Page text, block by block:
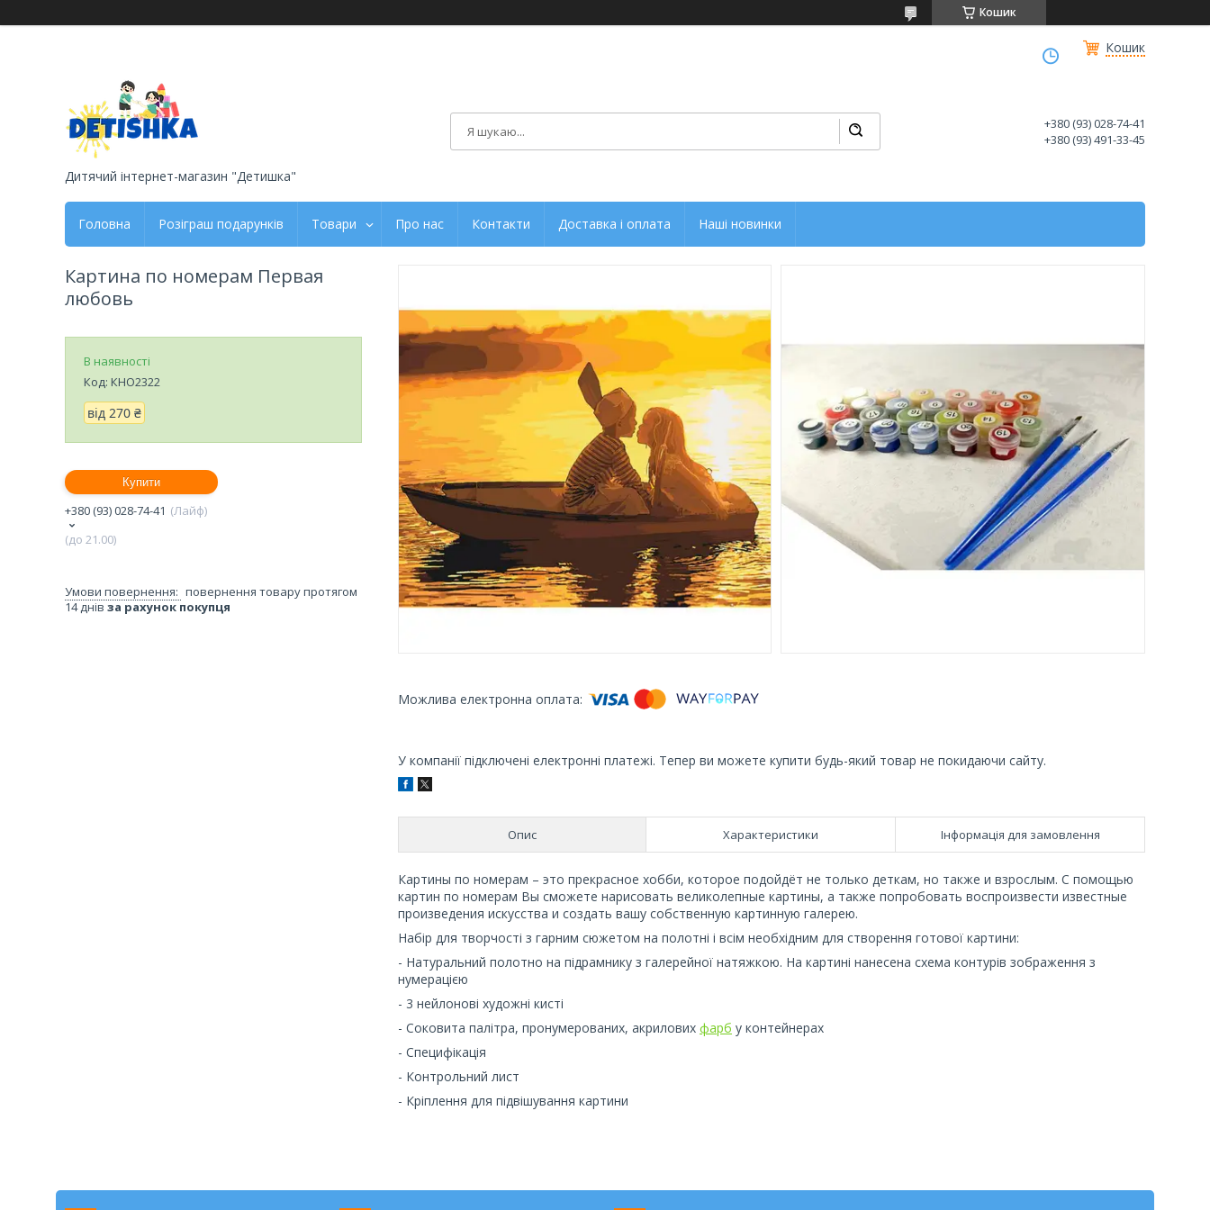
Кошик
Кошик
Дитячий інтернет-магазин "Детишка"
+380 (93) 028-74-41
+380 (93) 491-33-45
Головна Розіграш подарунків Товари Про нас Контакти Доставка і оплата Наші новинки
У компанії підключені електронні платежі. Тепер ви можете купити будь-який товар не покидаючи сайту.
Опис Характеристики Інформація для замовлення
Картины по номерам – это прекрасное хобби, которое подойдёт не только деткам, но также и взрослым. С помощью
картин по номерам Вы сможете нарисовать великолепные картины, а также попробовать воспроизвести известные
произведения искусства и создать вашу собственную картинную галерею.
Набір для творчості з гарним сюжетом на полотні і всім необхідним для створення готової картини:
- Натуральний полотно на підрамнику з галерейної натяжкою. На картині нанесена схема контурів зображення з
нумерацією
- 3 нейлонові художні кисті
- Соковита палітра, пронумерованих, акрилових фарб у контейнерах
- Специфікація
- Контрольний лист
- Кріплення для підвішування картини
Картина по номерам Первая
любовь
В наявності
Код: КНО2322
від 270 ₴
Купити
+380 (93) 028-74-41
Лайф
(до 21.00)
повернення товару протягом
14 днів за рахунок покупця